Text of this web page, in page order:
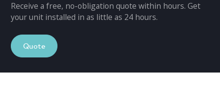
Receive a free, no-obligation quote within hours. Get
your unit installed in as little as 24 hours.
Quote